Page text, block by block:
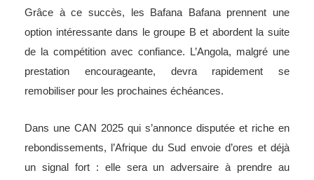
Grâce à ce succès, les Bafana Bafana prennent une
option intéressante dans le groupe B et abordent la suite
de la compétition avec confiance. L’Angola, malgré une
prestation encourageante, devra rapidement se
remobiliser pour les prochaines échéances.
Dans une CAN 2025 qui s’annonce disputée et riche en
rebondissements, l’Afrique du Sud envoie d’ores et déjà
un signal fort : elle sera un adversaire à prendre au